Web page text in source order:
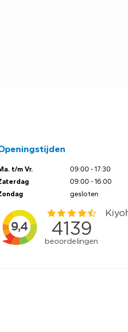
t/m Vr.
09:00 - 17:30
09:00 - 16:00
gesloten